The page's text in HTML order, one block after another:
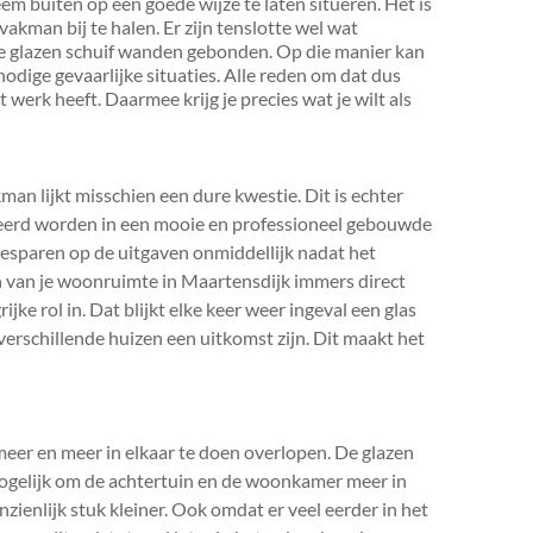
bij te halen. Er zijn tenslotte wel wat
schuif wanden gebonden. Op die manier kan
gevaarlijke situaties. Alle reden om dat dus
heeft. Daarmee krijg je precies wat je wilt als
lijkt misschien een dure kwestie. Dit is echter
worden in een mooie en professioneel gebouwde
op de uitgaven onmiddellijk nadat het
je woonruimte in Maartensdijk immers direct
rol in. Dat blijkt elke keer weer ingeval een glas
huizen een uitkomst zijn. Dit maakt het
en meer in elkaar te doen overlopen. De glazen
om de achtertuin en de woonkamer meer in
stuk kleiner. Ook omdat er veel eerder in het